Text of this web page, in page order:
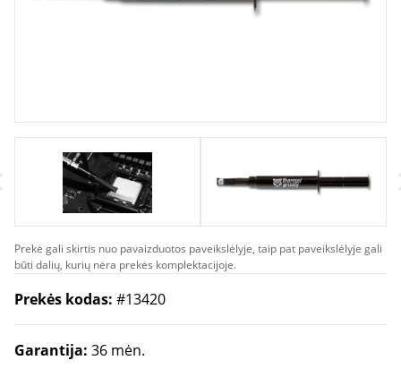
Electrical Conductivity*: 0 pS/m;
Prekė gali skirtis nuo pavaizduotos paveikslėlyje, taip pat paveikslėlyje gali
būti dalių, kurių nėra prekės komplektacijoje.
Prekės kodas: #13420
Garantija: 36 mėn.